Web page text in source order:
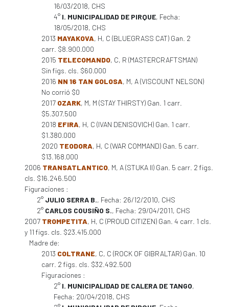
16/03/2018, CHS
4° I. MUNICIPALIDAD DE PIRQUE, Fecha:
18/05/2018, CHS
2013 MAYAKOVA, H, C (BLUEGRASS CAT) Gan. 2
carr. $8.900.000
2015 TELECOMANDO, C, R (MASTERCRAFTSMAN)
Sin figs. cls. $60.000
2016 NN 16 TAN GOLOSA, M, A (VISCOUNT NELSON)
No corrió $0
2017 OZARK, M, M (STAY THIRSTY) Gan. 1 carr.
$5.307.500
2018 EFIRA, H, C (IVAN DENISOVICH) Gan. 1 carr.
$1.380.000
2020 TEODORA, H, C (WAR COMMAND) Gan. 5 carr.
$13.168.000
2006 TRANSATLANTICO, M, A (STUKA II) Gan. 5 carr. 2 figs.
cls. $16.246.500
Figuraciones :
2° JULIO SERRA B., Fecha: 26/12/2010, CHS
2° CARLOS COUSIÑO S., Fecha: 29/04/2011, CHS
2007 TROMPETITA, H, C (PROUD CITIZEN) Gan. 4 carr. 1 cls.
y 11 figs. cls. $23.415.000
Madre de:
2013 COLTRANE, C, C (ROCK OF GIBRALTAR) Gan. 10
carr. 2 figs. cls. $32.492.500
Figuraciones :
2° I. MUNICIPALIDAD DE CALERA DE TANGO,
Fecha: 20/04/2018, CHS